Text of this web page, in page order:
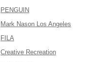
PENGUIN
Mark Nason Los Angeles
FILA
Creative Recreation